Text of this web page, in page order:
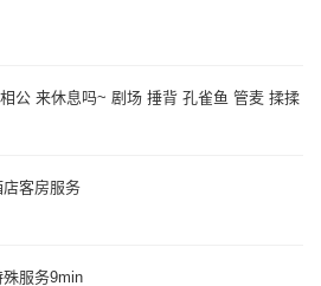
公 来休息吗~ 剧场 捶背 孔雀鱼 管麦 揉揉
客房服务
服务9min